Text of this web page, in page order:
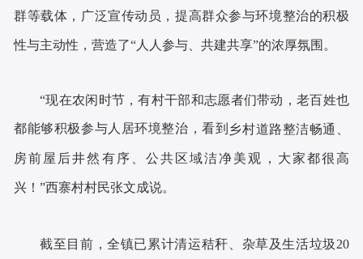
群等载体，广泛宣传动员，提高群众参与环境整治的积极
性与主动性，营造了“人人参与、共建共享”的浓厚氛围。
“现在农闲时节，有村干部和志愿者们带动，老百姓也
都能够积极参与人居环境整治，看到 乡村道路整洁畅通、
房前屋后井然有序、公共区域洁净美观，大家都很高
兴！”西寨村村民张文成说。
截至目前，全镇已累计清运秸秆、杂草及生活垃圾 20